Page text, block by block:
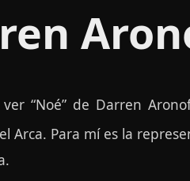
“Noé” de Darren
Arca. Para mí es la